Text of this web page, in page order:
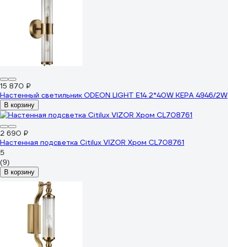
15 870 ₽
Настенный светильник ODEON LIGHT E14 2*40W KEPA 4946/2W
В корзину
2 690 ₽
Настенная подсветка Citilux VIZOR Хром CL708761
5
(9)
В корзину